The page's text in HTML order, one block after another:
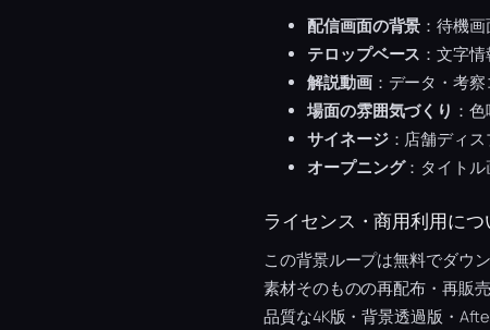
配信画面の背景 ：待機
テロップベース ：文字
解説動画：データ・考
場面の雰囲気づくり ：
サイネージ：店舗ディ
オープニング：タイトル
ライセンス・商用利用につ
この背景ループは無料でダウ
素材そのものの再配布・再販
品質な4K版・背景透過版・